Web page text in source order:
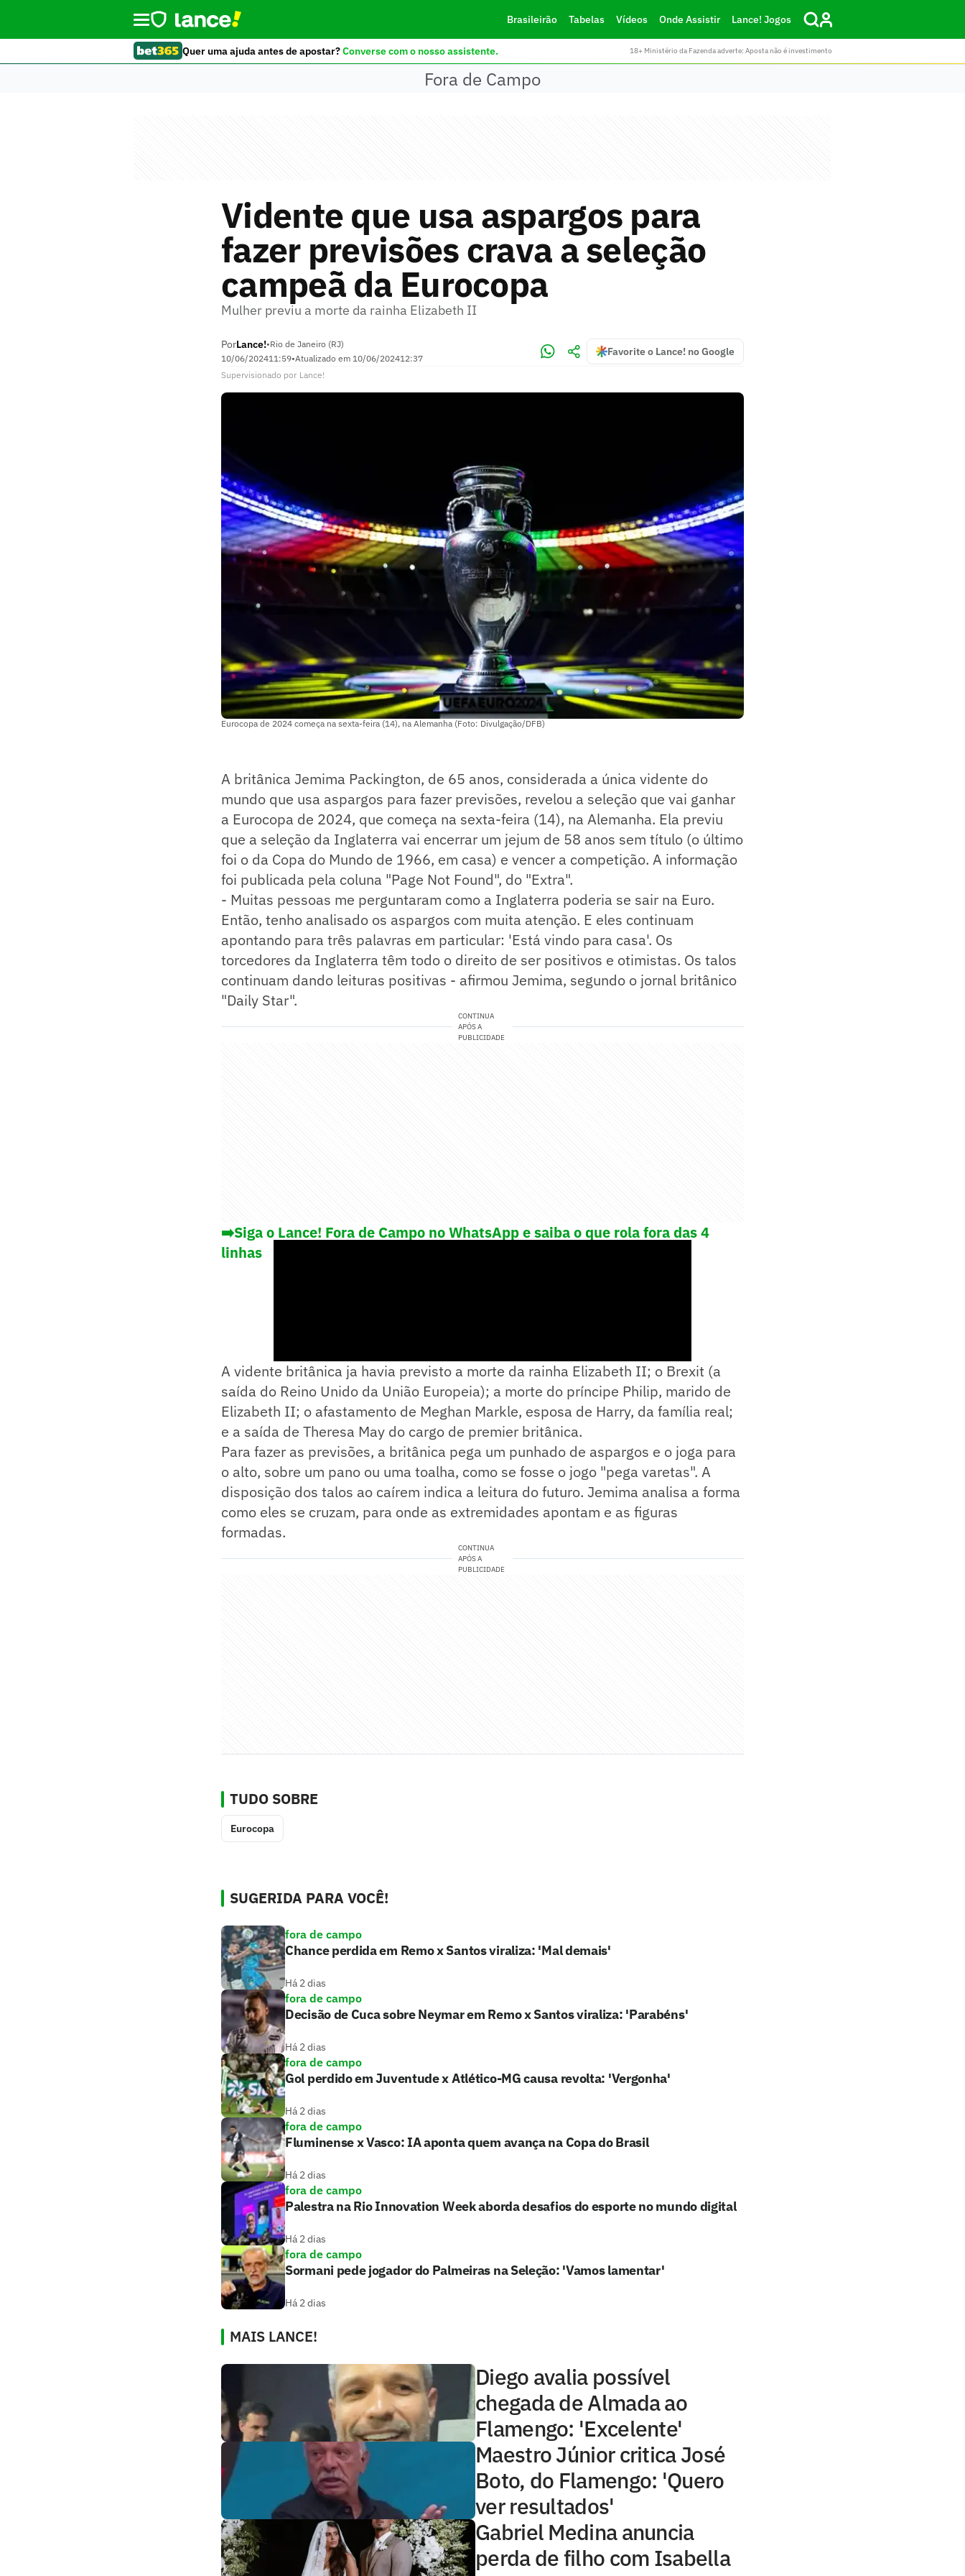
Brasileirão Tabelas Vídeos Onde Assistir Lance! Jogos
Quer uma ajuda antes de apostar?Converse com o nosso assistente. 18+ Ministério da Fazenda adverte: Aposta não é investimento
Fora de Campo
Vidente que usa aspargos para
fazer previsões crava a seleção
campeã da Eurocopa
Mulher previu a morte da rainha Elizabeth II
PorLance!•Rio de Janeiro (RJ)
10/06/202411:59•Atualizado em 10/06/202412:37
Favorite o Lance! no Google
Supervisionado por Lance!
Eurocopa de 2024 começa na sexta-feira (14), na Alemanha (Foto: Divulgação/DFB)
A britânica Jemima Packington, de 65 anos, considerada a única vidente do
mundo que usa aspargos para fazer previsões, revelou a seleção que vai ganhar
a Eurocopa de 2024, que começa na sexta-feira (14), na Alemanha. Ela previu
que a seleção da Inglaterra vai encerrar um jejum de 58 anos sem título (o último
foi o da Copa do Mundo de 1966, em casa) e vencer a competição. A informação
foi publicada pela coluna "Page Not Found", do "Extra".
- Muitas pessoas me perguntaram como a Inglaterra poderia se sair na Euro.
Então, tenho analisado os aspargos com muita atenção. E eles continuam
apontando para três palavras em particular: 'Está vindo para casa'. Os
torcedores da Inglaterra têm todo o direito de ser positivos e otimistas. Os talos
continuam dando leituras positivas - afirmou Jemima, segundo o jornal britânico
"Daily Star".
CONTINUA
APÓS A
PUBLICIDADE
➡️Siga o Lance! Fora de Campo no WhatsApp e saiba o que rola fora das 4
linhas
A vidente britânica ja havia previsto a morte da rainha Elizabeth II; o Brexit (a
saída do Reino Unido da União Europeia); a morte do príncipe Philip, marido de
Elizabeth II; o afastamento de Meghan Markle, esposa de Harry, da família real;
e a saída de Theresa May do cargo de premier britânica.
Para fazer as previsões, a britânica pega um punhado de aspargos e o joga para
o alto, sobre um pano ou uma toalha, como se fosse o jogo "pega varetas". A
disposição dos talos ao caírem indica a leitura do futuro. Jemima analisa a forma
como eles se cruzam, para onde as extremidades apontam e as figuras
formadas.
CONTINUA
APÓS A
PUBLICIDADE
TUDO SOBRE
Eurocopa
SUGERIDA PARA VOCÊ!
fora de campo
Chance perdida em Remo x Santos viraliza: 'Mal demais'
Há 2 dias
fora de campo
Decisão de Cuca sobre Neymar em Remo x Santos viraliza: 'Parabéns'
Há 2 dias
fora de campo
Gol perdido em Juventude x Atlético-MG causa revolta: 'Vergonha'
Há 2 dias
fora de campo
Fluminense x Vasco: IA aponta quem avança na Copa do Brasil
Há 2 dias
fora de campo
Palestra na Rio Innovation Week aborda desafios do esporte no mundo digital
Há 2 dias
fora de campo
Sormani pede jogador do Palmeiras na Seleção: 'Vamos lamentar'
Há 2 dias
MAIS LANCE!
Diego avalia possível
chegada de Almada ao
Flamengo: 'Excelente'
Maestro Júnior critica José
Boto, do Flamengo: 'Quero
ver resultados'
Gabriel Medina anuncia
perda de filho com Isabella